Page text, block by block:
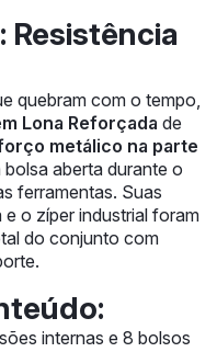
Resistência
quebram com o tempo,
Lona Reforçada de
metálico na parte
aberta durante o
ferramentas. Suas
o zíper industrial foram
do conjunto com
internas e 8 bolsos